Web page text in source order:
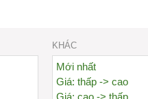
KHÁC
Mới nhất
Giá: thấp -> cao
Giá: cao -> thấp